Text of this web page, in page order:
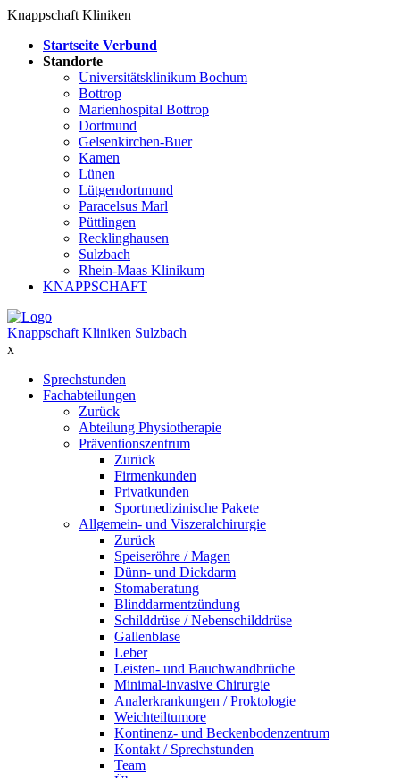
Knappschaft Kliniken
Startseite Verbund
Standorte
Universitätsklinikum Bochum
Bottrop
Marienhospital Bottrop
Dortmund
Gelsenkirchen-Buer
Kamen
Lünen
Lütgendortmund
Paracelsus Marl
Püttlingen
Recklinghausen
Sulzbach
Rhein-Maas Klinikum
KNAPPSCHAFT
Knappschaft Kliniken Sulzbach
x
Sprechstunden
Fachabteilungen
Zurück
Abteilung Physiotherapie
Präventionszentrum
Zurück
Firmenkunden
Privatkunden
Sportmedizinische Pakete
Allgemein- und Viszeralchirurgie
Zurück
Speiseröhre / Magen
Dünn- und Dickdarm
Stomaberatung
Blinddarmentzündung
Schilddrüse / Nebenschilddrüse
Gallenblase
Leber
Leisten- und Bauchwandbrüche
Minimal-invasive Chirurgie
Analerkrankungen / Proktologie
Weichteiltumore
Kontinenz- und Beckenbodenzentrum
Kontakt / Sprechstunden
Team